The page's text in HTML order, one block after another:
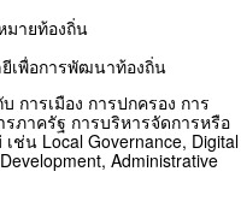
มายท้องถิ่น
เพื่อการพัฒนาท้องถิ่น
การเมือง การปกครอง การ
ภาครัฐ การบริหารจัดการหรือ
ช่น Local Governance, Digital
Administrative